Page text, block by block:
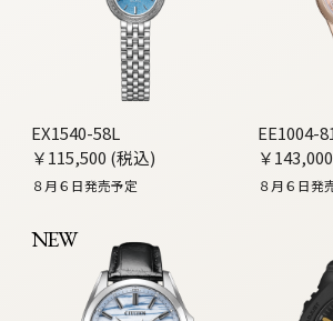
EX1540-58L
￥115,500 (税込)
８月６日発売予定
EE1004-
￥
８月６日発
NEW